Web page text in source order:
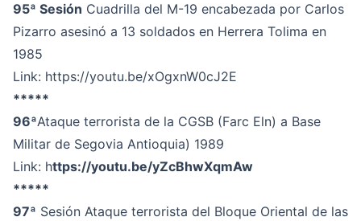
95ª Sesión Cuadrilla del M-19 encabezada por Carlos
Pizarro asesinó a 13 soldados en Herrera Tolima en
1985
Link: https://youtu.be/xOgxnW0cJ2E
*****
96ªAtaque terrorista de la CGSB (Farc Eln) a Base
Militar de Segovia Antioquia) 1989
Link: https://youtu.be/yZcBhwXqmAw
*****
97ª Sesión Ataque terrorista del Bloque Oriental de las